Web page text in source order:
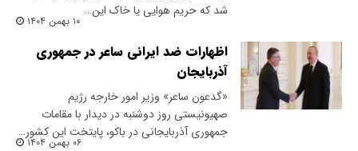
شد که حریم هوایی یا خاک این…
۱۰ بهمن ۱۴۰۴
اظهارات ضد ایرانی ساعر در جمهوری
آذربایجان
«گدعون ساعر» وزیر امور خارجه رژیم
صهیونیستی روز دوشنبه در دیدار با مقامات
جمهوری آذربایجانی در باکو، پایتخت این کشور…
۰۶ بهمن ۱۴۰۴